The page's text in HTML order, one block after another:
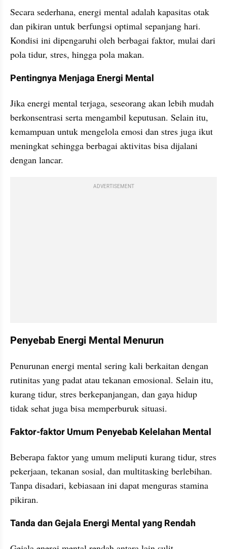
Secara sederhana, energi mental adalah kapasitas otak
dan pikiran untuk berfungsi optimal sepanjang hari.
Kondisi ini dipengaruhi oleh berbagai faktor, mulai dari
pola tidur, stres, hingga pola makan.
Pentingnya Menjaga Energi Mental
Jika energi mental terjaga, seseorang akan lebih mudah
berkonsentrasi serta mengambil keputusan. Selain itu,
kemampuan untuk mengelola emosi dan stres juga ikut
meningkat sehingga berbagai aktivitas bisa dijalani
dengan lancar.
ADVERTISEMENT
Penyebab Energi Mental Menurun
Penurunan energi mental sering kali berkaitan dengan
rutinitas yang padat atau tekanan emosional. Selain itu,
kurang tidur, stres berkepanjangan, dan gaya hidup
tidak sehat juga bisa memperburuk situasi.
Faktor-faktor Umum Penyebab Kelelahan Mental
Beberapa faktor yang umum meliputi kurang tidur, stres
pekerjaan, tekanan sosial, dan multitasking berlebihan.
Tanpa disadari, kebiasaan ini dapat menguras stamina
pikiran.
Tanda dan Gejala Energi Mental yang Rendah